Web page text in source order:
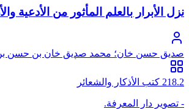
نزل الأبرار بالعلم المأثور من الأدعية
صديق حسن خان؛ محمد صديق خان بن حسن
الحسيني البخاري القنوجي، أبو الطيب
218.2 كتب الأذكار والشعائر
- تصوير دار المعرفة.